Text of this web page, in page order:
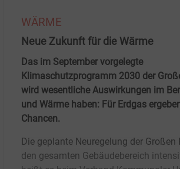
WÄRME
Neue Zukunft für die Wärme
Das im September vorgelegte
Klimaschutzprogramm 2030 der
wird wesentliche Auswirkungen im
und Wärme haben: Für Erdgas
Chancen.
Die geplante Neuregelung der
den gesamten Gebäudebereich